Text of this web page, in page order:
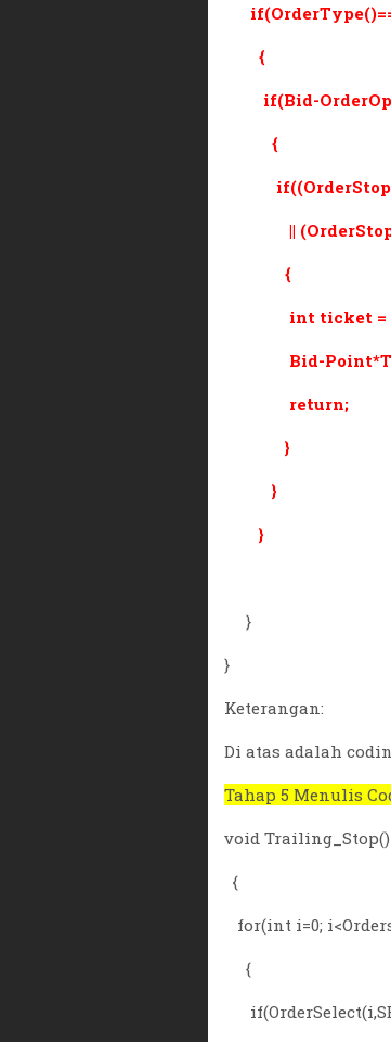
{
if(Bid-
{
||
{
int ticket =
Bid-
return;
}
}
}
}
}
Keterangan:
Di atas adalah
Tahap 5 Menulis
void Trailing_Stop()
{
for(int i=0;
{